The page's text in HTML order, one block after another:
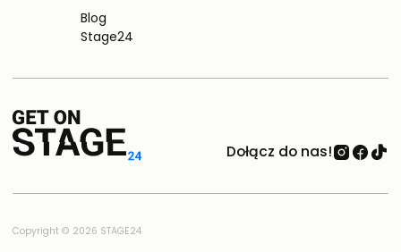
Blog
Stage24
Dołącz do nas!
Copyright © 2026 STAGE24